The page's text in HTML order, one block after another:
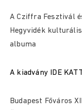
A Cziffra Fesztivál
Hegyvidék
albuma
A kiadvány IDE
Budapest Főváros